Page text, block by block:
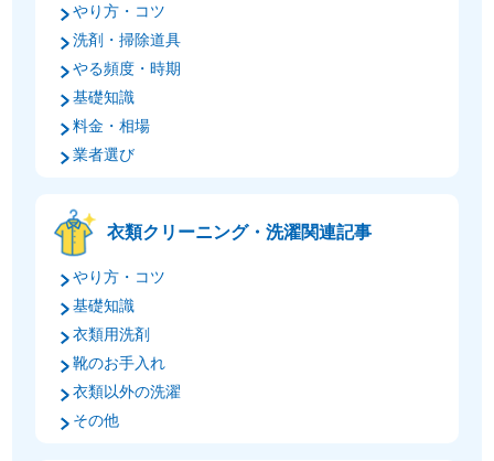
やり方・コツ
洗剤・掃除道具
やる頻度・時期
基礎知識
料金・相場
業者選び
衣類クリーニング・洗濯関連記事
やり方・コツ
基礎知識
衣類用洗剤
靴のお手入れ
衣類以外の洗濯
その他